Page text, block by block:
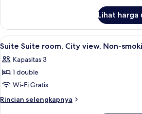
smoking
Standard
Twin
Standard
Twin
Room,
smoking
Standard
Lihat harga
Lihat
semua
foto
untuk
Suite
Suite
Area
5
Suite Suite room, City view, Non-
Kapasitas 3
1 double
Wi-Fi Gratis
Rincian selengkapnya
Rincian